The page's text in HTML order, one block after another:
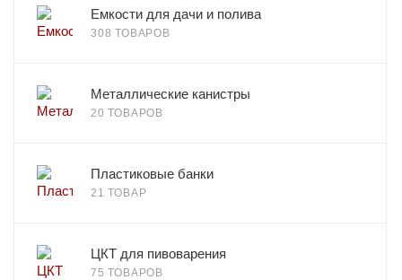
Емкости для дачи и полива
308 ТОВАРОВ
Металлические канистры
20 ТОВАРОВ
Пластиковые банки
21 ТОВАР
ЦКТ для пивоварения
75 ТОВАРОВ